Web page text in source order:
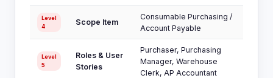
Level
4
Scope Item
Consumable Purchasing /
Account Payable
Level
5
Roles & User
Stories
Purchaser, Purchasing
Manager, Warehouse
Clerk, AP Accountant